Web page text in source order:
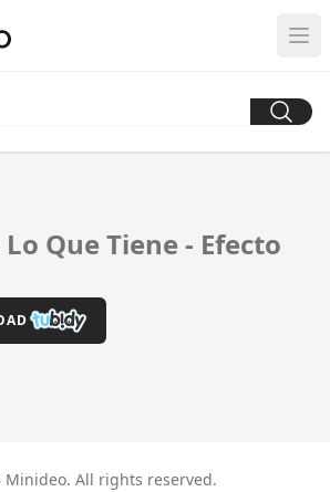
Que Tiene - Efecto
Minideo. All rights reserved.